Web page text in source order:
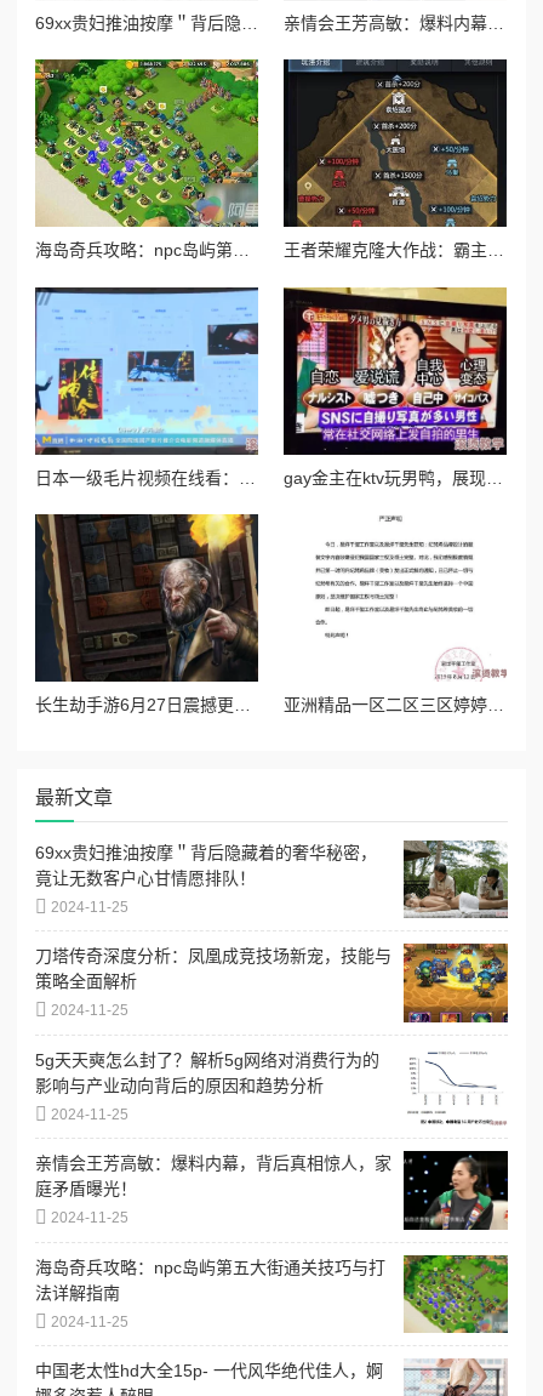
亲情会王芳高敏：爆料内幕，背后真相惊人，家庭矛盾曝光！
海岛奇兵攻略：npc岛屿第五大街通关技巧与打法详解指南 王者荣耀克隆大作战：霸主英雄巅峰对决，谁主沉浮？
gay金主在ktv玩男鸭，展现了多元化的社交方式和包容心态
长生劫手游6月27日震撼更新，全新版本正式上线带来非凡体验 亚洲精品一区二区三区婷婷月：最新娱乐圈动态引发热议，明星们的私生活曝光让粉丝们惊叹不已！
最新文章
69xx贵妇推油按摩＂背后隐藏着的奢华秘密，
竟让无数客户心甘情愿排队！
2024-11-25
刀塔传奇深度分析：凤凰成竞技场新宠，技能与
策略全面解析
2024-11-25
5g天天奭怎么封了？解析5g网络对消费行为的
影响与产业动向背后的原因和趋势分析
2024-11-25
亲情会王芳高敏：爆料内幕，背后真相惊人，家
庭矛盾曝光！
2024-11-25
海岛奇兵攻略：npc岛屿第五大街通关技巧与打
法详解指南
2024-11-25
中国老太性hd大全15p- 一代风华绝代佳人，婀